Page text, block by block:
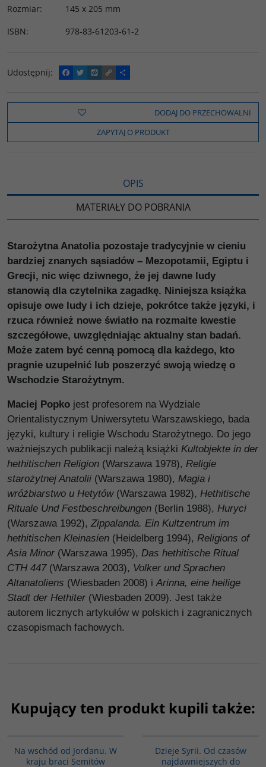
Rozmiar:
145 x 205 mm
ISBN: 978-83-61203-61-2
Udostępnij:
F
a
e
o
k
T
w
t
t
e
W
y
o
C
o
y
i
n
k
P
o
z
e
l
s
DODAJ DO PRZECHOWALNI
ZAPYTAJ O PRODUKT
OPIS
MATERIAŁY DO POBRANIA
Starożytna Anatolia pozostaje tradycyjnie w cieniu
bardziej znanych sąsiadów – Mezopotamii, Egiptu i
Grecji, nic więc dziwnego, że jej dawne ludy
stanowią dla czytelnika zagadkę. Niniejsza książka
opisuje owe ludy i ich dzieje, pokrótce także języki, i
rzuca również nowe światło na rozmaite kwestie
szczegółowe, uwzględniając aktualny stan badań.
Może zatem być cenną pomocą dla każdego, kto
pragnie uzupełnić lub poszerzyć swoją wiedzę o
Wschodzie Starożytnym.
Maciej Popko jest profesorem na Wydziale
Orientalistycznym Uniwersytetu Warszawskiego, bada
języki, kultury i religie Wschodu Starożytnego. Do jego
ważniejszych publikacji należą książki Kultobjekte in der
hethitischen Religion (Warszawa 1978), Religie
starożytnej Anatolii (Warszawa 1980), Magia i
wróżbiarstwo u Hetytów(Warszawa 1982), Hethitische
Rituale Und Festbeschreibungen (Berlin 1988), Huryci
(Warszawa 1992), Zippalanda. Ein Kultzentrum im
hethitischen Kleinasien (Heidelberg 1994), Religions of
Asia Minor (Warszawa 1995), Das hethitische Ritual
CTH 447(Warszawa 2003), Volker und Sprachen
Altanatoliens (Wiesbaden 2008) iArinna, eine heilige
Stadt der Hethiter (Wiesbaden 2009). Jest także
autorem licznych artykułów w polskich i zagranicznych
czasopismach fachowych.
Kupujący ten produkt kupili także:
Na wschód od Jordanu. W
kraju braci Semitów
Dzieje Syrii. Od czasów
najdawniejszych do